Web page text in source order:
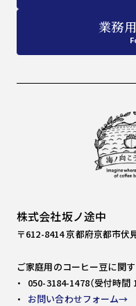
業務用
株式会社坂ノ途中
〒612-8414 京都府京都市伏
ご家庭用のコーヒー豆に関
050-3184-1478（受付時間
お問い合わせフォーム